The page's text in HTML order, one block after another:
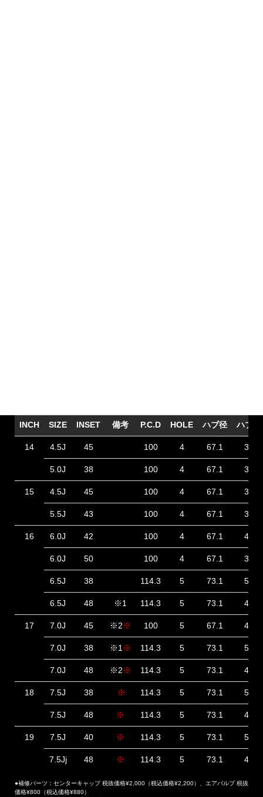
INCH SIZE INSET 備考 P.C.D HOLE ハブ径 ハブ高
14 4.5J 45 100 4 67.1 31
5.0J 38 100 4 67.1 36
15 4.5J 45 100 4 67.1 32
5.5J 43 100 4 67.1 37
16 6.0J 42 100 4 67.1 45
6.0J 50 100 4 67.1 37
6.5J 38 114.3 5 73.1 53
6.5J 48 ※1 114.3 5 73.1 43
17 7.0J 45 ※2※ 100 5 67.1 46
7.0J 38 ※1 ※ 114.3 5 73.1 53
7.0J 48 ※2※ 114.3 5 73.1 43
18 7.5J 38 ※ 114.3 5 73.1 53
7.5J 48 ※ 114.3 5 73.1 43
19 7.5J 40 ※ 114.3 5 73.1 52
7.5Jj 48 ※ 114.3 5 73.1 44
●補修パーツ：センターキャップ 税抜価格¥2,000（税込価格¥2,200）、エアバルブ 税抜
価格¥800（税込価格¥880）